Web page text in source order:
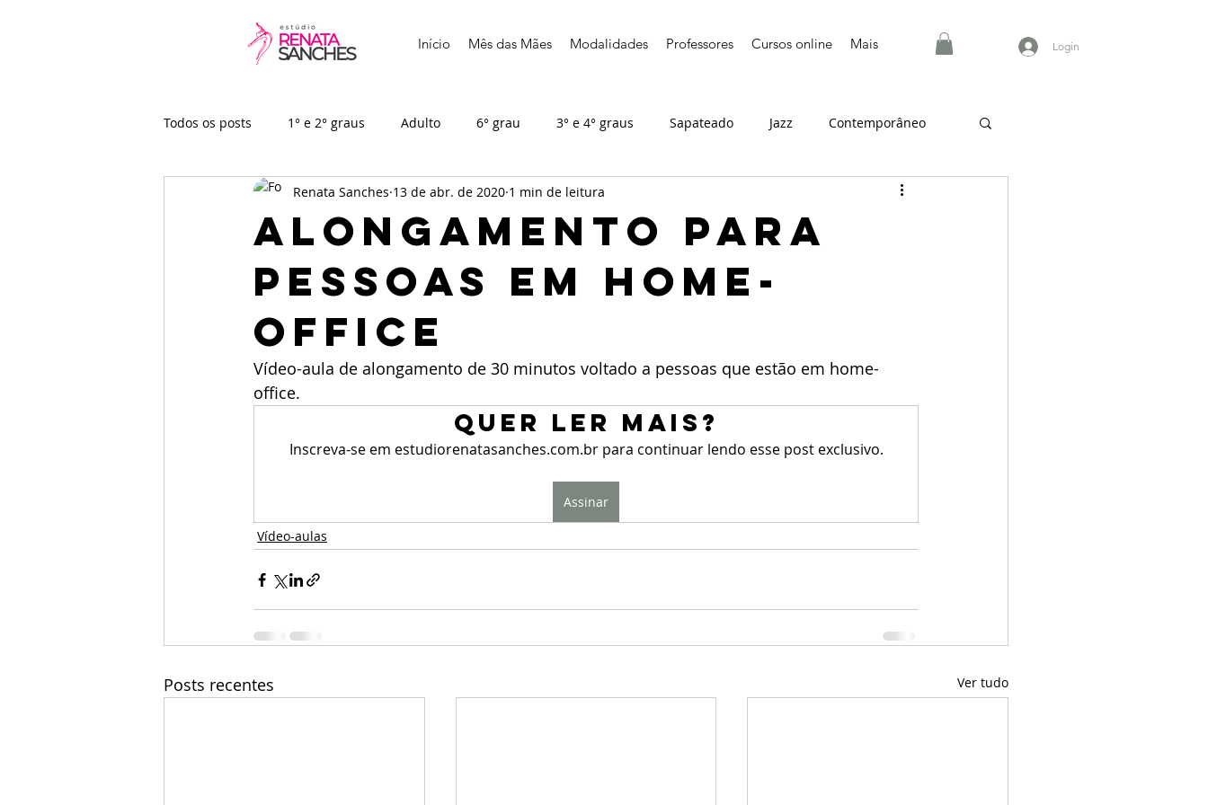
Início Mês das Mães Modalidades Professores Cursos online Mais Login
Todos os posts 1° e 2° graus Adulto 6° grau 3° e 4° graus Sapateado Jazz Contemporâneo
Vídeo-aulas
Alongamento para
pessoas em home-
office
Renata Sanches 13 de abr. de 2020 1 min de leitura
Vídeo-aula de alongamento de 30 minutos voltado a pessoas que estão em home-
office.
Quer ler mais?
Inscreva-se em estudiorenatasanches.com.br para continuar lendo esse post exclusivo.
Assinar
Vídeo-aulas
Posts recentes Ver tudo